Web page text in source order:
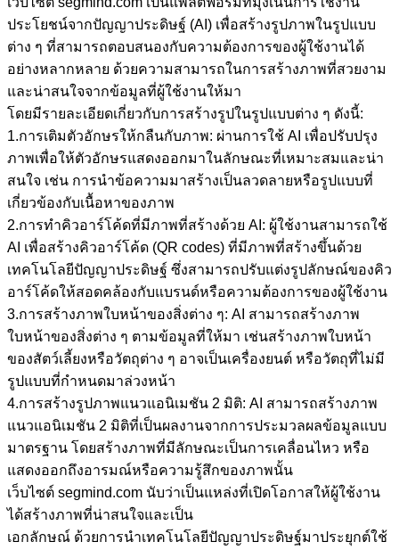
ประโยชน์จากปัญญาประดิษฐ์ (AI) เพื่อสร้างรูปภาพในรูปแบบ
ต่าง ๆ ที่สามารถตอบสนองกับความต้องการของผู้ใช้งานได้
อย่างหลากหลาย ด้วยความสามารถในการสร้างภาพที่สวยงาม
และน่าสนใจจากข้อมูลที่ผู้ใช้งานให้มา
โดยมีรายละเอียดเกี่ยวกับการสร้างรูปในรูปแบบต่าง ๆ ดังนี้:
1.การเติมตัวอักษรให้กลืนกับภาพ: ผ่านการใช้ AI เพื่อปรับปรุง
ภาพเพื่อให้ตัวอักษรแสดงออกมาในลักษณะที่เหมาะสมและน่า
สนใจ เช่น การนำข้อความมาสร้างเป็นลวดลายหรือรูปแบบที่
เกี่ยวข้องกับเนื้อหาของภาพ
2.การทำคิวอาร์โค้ดที่มีภาพที่สร้างด้วย AI: ผู้ใช้งานสามารถใช้
AI เพื่อสร้างคิวอาร์โค้ด (QR codes) ที่มีภาพที่สร้างขึ้นด้วย
เทคโนโลยีปัญญาประดิษฐ์ ซึ่งสามารถปรับแต่งรูปลักษณ์ของคิว
อาร์โค้ดให้สอดคล้องกับแบรนด์หรือความต้องการของผู้ใช้งาน
3.การสร้างภาพใบหน้าของสิ่งต่าง ๆ: AI สามารถสร้างภาพ
ใบหน้าของสิ่งต่าง ๆ ตามข้อมูลที่ให้มา เช่นสร้างภาพใบหน้า
ของสัตว์เลี้ยงหรือวัตถุต่าง ๆ อาจเป็นเครื่องยนต์ หรือวัตถุที่ไม่มี
รูปแบบที่กำหนดมาล่วงหน้า
4.การสร้างรูปภาพแนวแอนิเมชัน 2 มิติ: AI สามารถสร้างภาพ
แนวแอนิเมชัน 2 มิติที่เป็นผลงานจากการประมวลผลข้อมูลแบบ
มาตรฐาน โดยสร้างภาพที่มีลักษณะเป็นการเคลื่อนไหว หรือ
แสดงออกถึงอารมณ์หรือความรู้สึกของภาพนั้น
เว็บไซต์ segmind.com นับว่าเป็นแหล่งที่เปิดโอกาสให้ผู้ใช้งาน
ได้สร้างภาพที่น่าสนใจและเป็น
เอกลักษณ์ ด้วยการนำเทคโนโลยีปัญญาประดิษฐ์มาประยุกต์ใช้